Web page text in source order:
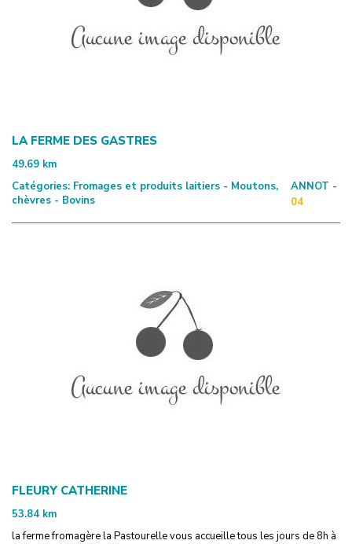
LA FERME DES GASTRES
49.69 km
Catégories: Fromages et produits laitiers - Moutons,
chèvres - Bovins
ANNOT -
04
FLEURY CATHERINE
53.84 km
la ferme fromagère la Pastourelle vous accueille tous les jours de 8h à